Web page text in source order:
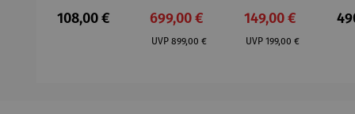
– Anna
Mütz
Regulärer Preis:
108,00 €
Aluminium
– Valor
Verkaufspreis:
699,00 €
UVP Regulärer Preis:
899,00 €
– Dalias
Verkaufspreis:
149,00 €
UVP Regulärer Preis:
199,00 €